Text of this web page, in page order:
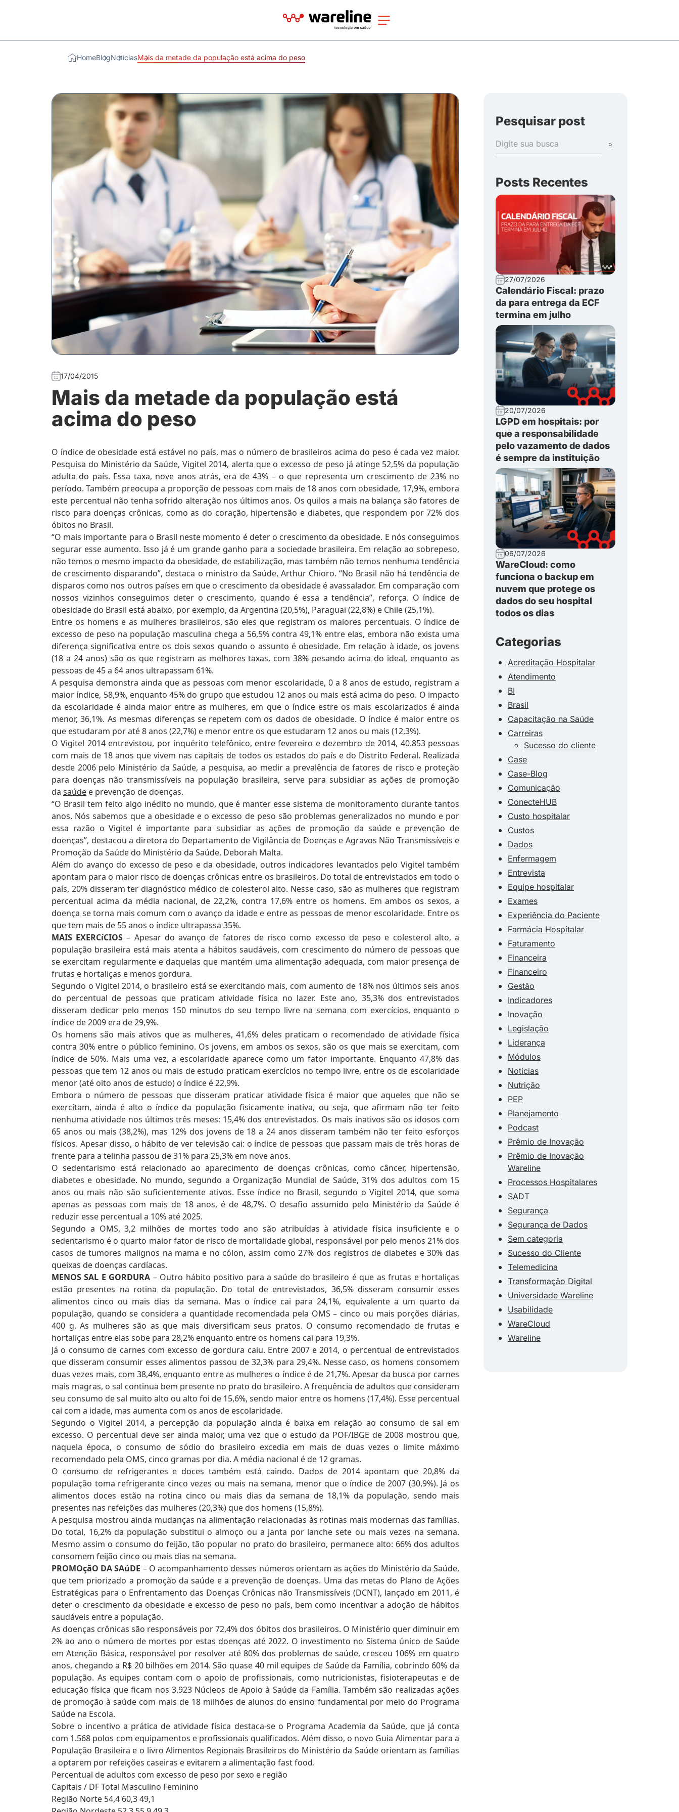
HomeBlogNotíciasMais da metade da população está acima do peso
17/04/2015
Mais da metade da população está
acima do peso
O índice de obesidade está estável no país, mas o número de brasileiros acima do peso é cada vez maior.
Pesquisa do Ministério da Saúde, Vigitel 2014, alerta que o excesso de peso já atinge 52,5% da população
adulta do país. Essa taxa, nove anos atrás, era de 43% – o que representa um crescimento de 23% no
período. Também preocupa a proporção de pessoas com mais de 18 anos com obesidade, 17,9%, embora
este percentual não tenha sofrido alteração nos últimos anos. Os quilos a mais na balança são fatores de
risco para doenças crônicas, como as do coração, hipertensão e diabetes, que respondem por 72% dos
óbitos no Brasil.
“O mais importante para o Brasil neste momento é deter o crescimento da obesidade. E nós conseguimos
segurar esse aumento. Isso já é um grande ganho para a sociedade brasileira. Em relação ao sobrepeso,
não temos o mesmo impacto da obesidade, de estabilização, mas também não temos nenhuma tendência
de crescimento disparando”, destaca o ministro da Saúde, Arthur Chioro. “No Brasil não há tendência de
disparos como nos outros países em que o crescimento da obesidade é avassalador. Em comparação com
nossos vizinhos conseguimos deter o crescimento, quando é essa a tendência”, reforça. O índice de
obesidade do Brasil está abaixo, por exemplo, da Argentina (20,5%), Paraguai (22,8%) e Chile (25,1%).
Entre os homens e as mulheres brasileiros, são eles que registram os maiores percentuais. O índice de
excesso de peso na população masculina chega a 56,5% contra 49,1% entre elas, embora não exista uma
diferença significativa entre os dois sexos quando o assunto é obesidade. Em relação à idade, os jovens
(18 a 24 anos) são os que registram as melhores taxas, com 38% pesando acima do ideal, enquanto as
pessoas de 45 a 64 anos ultrapassam 61%.
A pesquisa demonstra ainda que as pessoas com menor escolaridade, 0 a 8 anos de estudo, registram a
maior índice, 58,9%, enquanto 45% do grupo que estudou 12 anos ou mais está acima do peso. O impacto
da escolaridade é ainda maior entre as mulheres, em que o índice estre os mais escolarizados é ainda
menor, 36,1%. As mesmas diferenças se repetem com os dados de obesidade. O índice é maior entre os
que estudaram por até 8 anos (22,7%) e menor entre os que estudaram 12 anos ou mais (12,3%).
O Vigitel 2014 entrevistou, por inquérito telefônico, entre fevereiro e dezembro de 2014, 40.853 pessoas
com mais de 18 anos que vivem nas capitais de todos os estados do país e do Distrito Federal. Realizada
desde 2006 pelo Ministério da Saúde, a pesquisa, ao medir a prevalência de fatores de risco e proteção
para doenças não transmissíveis na população brasileira, serve para subsidiar as ações de promoção
da saúde e prevenção de doenças.
“O Brasil tem feito algo inédito no mundo, que é manter esse sistema de monitoramento durante tantos
anos. Nós sabemos que a obesidade e o excesso de peso são problemas generalizados no mundo e por
essa razão o Vigitel é importante para subsidiar as ações de promoção da saúde e prevenção de
doenças”, destacou a diretora do Departamento de Vigilância de Doenças e Agravos Não Transmissíveis e
Promoção da Saúde do Ministério da Saúde, Deborah Malta.
Além do avanço do excesso de peso e da obesidade, outros indicadores levantados pelo Vigitel também
apontam para o maior risco de doenças crônicas entre os brasileiros. Do total de entrevistados em todo o
país, 20% disseram ter diagnóstico médico de colesterol alto. Nesse caso, são as mulheres que registram
percentual acima da média nacional, de 22,2%, contra 17,6% entre os homens. Em ambos os sexos, a
doença se torna mais comum com o avanço da idade e entre as pessoas de menor escolaridade. Entre os
que tem mais de 55 anos o índice ultrapassa 35%.
MAIS EXERCíCIOS – Apesar do avanço de fatores de risco como excesso de peso e colesterol alto, a
população brasileira está mais atenta a hábitos saudáveis, com crescimento do número de pessoas que
se exercitam regularmente e daquelas que mantém uma alimentação adequada, com maior presença de
frutas e hortaliças e menos gordura.
Segundo o Vigitel 2014, o brasileiro está se exercitando mais, com aumento de 18% nos últimos seis anos
do percentual de pessoas que praticam atividade física no lazer. Este ano, 35,3% dos entrevistados
disseram dedicar pelo menos 150 minutos do seu tempo livre na semana com exercícios, enquanto o
índice de 2009 era de 29,9%.
Os homens são mais ativos que as mulheres, 41,6% deles praticam o recomendado de atividade física
contra 30% entre o público feminino. Os jovens, em ambos os sexos, são os que mais se exercitam, com
índice de 50%. Mais uma vez, a escolaridade aparece como um fator importante. Enquanto 47,8% das
pessoas que tem 12 anos ou mais de estudo praticam exercícios no tempo livre, entre os de escolaridade
menor (até oito anos de estudo) o índice é 22,9%.
Embora o número de pessoas que disseram praticar atividade física é maior que aqueles que não se
exercitam, ainda é alto o índice da população fisicamente inativa, ou seja, que afirmam não ter feito
nenhuma atividade nos últimos três meses: 15,4% dos entrevistados. Os mais inativos são os idosos com
65 anos ou mais (38,2%), mas 12% dos jovens de 18 a 24 anos disseram também não ter feito esforços
físicos. Apesar disso, o hábito de ver televisão cai: o índice de pessoas que passam mais de três horas de
frente para a telinha passou de 31% para 25,3% em nove anos.
O sedentarismo está relacionado ao aparecimento de doenças crônicas, como câncer, hipertensão,
diabetes e obesidade. No mundo, segundo a Organização Mundial de Saúde, 31% dos adultos com 15
anos ou mais não são suficientemente ativos. Esse índice no Brasil, segundo o Vigitel 2014, que soma
apenas as pessoas com mais de 18 anos, é de 48,7%. O desafio assumido pelo Ministério da Saúde é
reduzir esse percentual a 10% até 2025.
Segundo a OMS, 3,2 milhões de mortes todo ano são atribuídas à atividade física insuficiente e o
sedentarismo é o quarto maior fator de risco de mortalidade global, responsável por pelo menos 21% dos
casos de tumores malignos na mama e no cólon, assim como 27% dos registros de diabetes e 30% das
queixas de doenças cardíacas.
MENOS SAL E GORDURA – Outro hábito positivo para a saúde do brasileiro é que as frutas e hortaliças
estão presentes na rotina da população. Do total de entrevistados, 36,5% disseram consumir esses
alimentos cinco ou mais dias da semana. Mas o índice cai para 24,1%, equivalente a um quarto da
população, quando se considera a quantidade recomendada pela OMS – cinco ou mais porções diárias,
400 g. As mulheres são as que mais diversificam seus pratos. O consumo recomendado de frutas e
hortaliças entre elas sobe para 28,2% enquanto entre os homens cai para 19,3%.
Já o consumo de carnes com excesso de gordura caiu. Entre 2007 e 2014, o percentual de entrevistados
que disseram consumir esses alimentos passou de 32,3% para 29,4%. Nesse caso, os homens consomem
duas vezes mais, com 38,4%, enquanto entre as mulheres o índice é de 21,7%. Apesar da busca por carnes
mais magras, o sal continua bem presente no prato do brasileiro. A frequência de adultos que consideram
seu consumo de sal muito alto ou alto foi de 15,6%, sendo maior entre os homens (17,4%). Esse percentual
cai com a idade, mas aumenta com os anos de escolaridade.
Segundo o Vigitel 2014, a percepção da população ainda é baixa em relação ao consumo de sal em
excesso. O percentual deve ser ainda maior, uma vez que o estudo da POF/IBGE de 2008 mostrou que,
naquela época, o consumo de sódio do brasileiro excedia em mais de duas vezes o limite máximo
recomendado pela OMS, cinco gramas por dia. A média nacional é de 12 gramas.
O consumo de refrigerantes e doces também está caindo. Dados de 2014 apontam que 20,8% da
população toma refrigerante cinco vezes ou mais na semana, menor que o índice de 2007 (30,9%). Já os
alimentos doces estão na rotina cinco ou mais dias da semana de 18,1% da população, sendo mais
presentes nas refeições das mulheres (20,3%) que dos homens (15,8%).
A pesquisa mostrou ainda mudanças na alimentação relacionadas às rotinas mais modernas das famílias.
Do total, 16,2% da população substitui o almoço ou a janta por lanche sete ou mais vezes na semana.
Mesmo assim o consumo do feijão, tão popular no prato do brasileiro, permanece alto: 66% dos adultos
consomem feijão cinco ou mais dias na semana.
PROMOçãO DA SAúDE – O acompanhamento desses números orientam as ações do Ministério da Saúde,
que tem priorizado a promoção da saúde e a prevenção de doenças. Uma das metas do Plano de Ações
Estratégicas para o Enfrentamento das Doenças Crônicas não Transmissíveis (DCNT), lançado em 2011, é
deter o crescimento da obesidade e excesso de peso no país, bem como incentivar a adoção de hábitos
saudáveis entre a população.
As doenças crônicas são responsáveis por 72,4% dos óbitos dos brasileiros. O Ministério quer diminuir em
2% ao ano o número de mortes por estas doenças até 2022. O investimento no Sistema único de Saúde
em Atenção Básica, responsável por resolver até 80% dos problemas de saúde, cresceu 106% em quatro
anos, chegando a R$ 20 bilhões em 2014. São quase 40 mil equipes de Saúde da Família, cobrindo 60% da
população. As equipes contam com o apoio de profissionais, como nutricionistas, fisioterapeutas e de
educação física que ficam nos 3.923 Núcleos de Apoio à Saúde da Família. Também são realizadas ações
de promoção à saúde com mais de 18 milhões de alunos do ensino fundamental por meio do Programa
Saúde na Escola.
Sobre o incentivo a prática de atividade física destaca-se o Programa Academia da Saúde, que já conta
com 1.568 polos com equipamentos e profissionais qualificados. Além disso, o novo Guia Alimentar para a
População Brasileira e o livro Alimentos Regionais Brasileiros do Ministério da Saúde orientam as famílias
a optarem por refeições caseiras e evitarem a alimentação fast food.
Percentual de adultos com excesso de peso por sexo e região
Capitais / DF Total Masculino Feminino
Região Norte 54,4 60,3 49,1
Pesquisar post
Posts Recentes
27/07/2026
Calendário Fiscal: prazo
da para entrega da ECF
termina em julho
20/07/2026
LGPD em hospitais: por
que a responsabilidade
pelo vazamento de dados
é sempre da instituição
06/07/2026
WareCloud: como
funciona o backup em
nuvem que protege os
dados do seu hospital
todos os dias
Categorias
Acreditação Hospitalar
Atendimento
BI
Brasil
Capacitação na Saúde
Carreiras
Sucesso do cliente
Case
Case-Blog
Comunicação
ConecteHUB
Custo hospitalar
Custos
Dados
Enfermagem
Entrevista
Equipe hospitalar
Exames
Experiência do Paciente
Farmácia Hospitalar
Faturamento
Financeira
Financeiro
Gestão
Indicadores
Inovação
Legislação
Liderança
Módulos
Notícias
Nutrição
PEP
Planejamento
Podcast
Prêmio de Inovação
Prêmio de Inovação
Wareline
Processos Hospitalares
SADT
Segurança
Segurança de Dados
Sem categoria
Sucesso do Cliente
Telemedicina
Transformação Digital
Universidade Wareline
Usabilidade
WareCloud
Wareline